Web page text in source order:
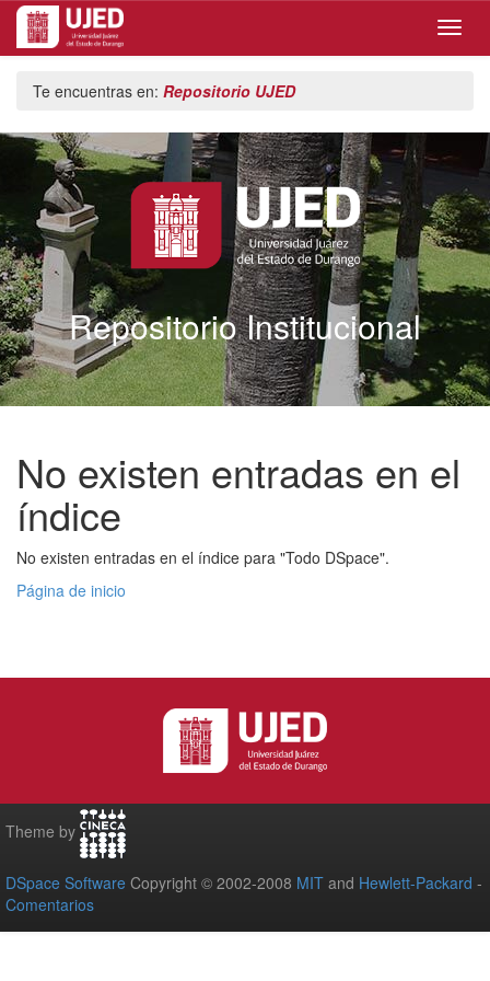
navigation
Te encuentras en: Repositorio UJED
Repositorio Institucional
No existen entradas en el
índice
No existen entradas en el índice para "Todo DSpace".
Página de inicio
Theme by
DSpace Software Copyright © 2002-2008 MIT and Hewlett-Packard -
Comentarios